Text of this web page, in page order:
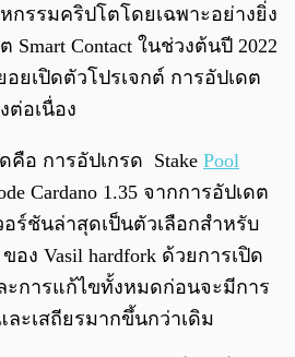
กรรมคริปโตโดยเฉพาะอย่างยิ่ง
Contact ในช่วงต้นปี 2022
อยเปิดตัวโปรเจกต์ การอัปเดต
ต่อเนื่อง
คือ การอัปเกรด Stake Pool
Cardano 1.35 จากการอัปเดต
อร์ชันล่าสุดเป็นตัวเลือกสำหรับ
อง Vasil hardfork ด้วยการเปิด
ะการแก้ไขทั้งหมดก่อนจะมีการ
ะเสถียรมากขึ้นกว่าเดิม